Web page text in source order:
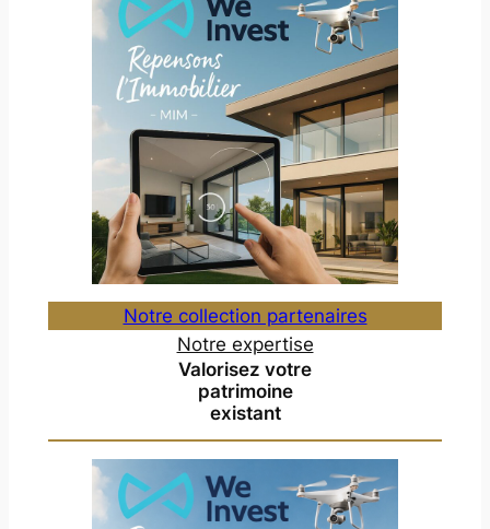
Notre collection partenaires
Notre expertise
Valorisez votre
patrimoine
existant